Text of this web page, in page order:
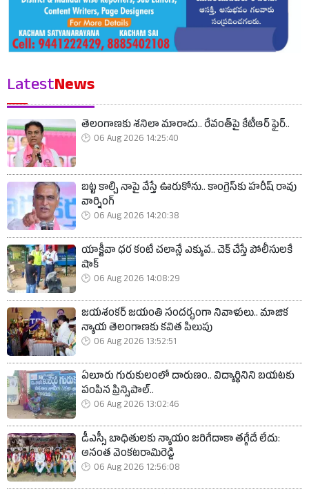
LatestNews
తెలంగాణకు శనిలా మారాడు.. రేవంత్‌పై కేటీఆర్ ఫైర్..
06 Aug 2026 14:25:40
బట్ట కాల్చి నాపై వేస్తే ఊరుకోను.. కాంగ్రెస్‌కు హరీష్ రావు
వార్నింగ్
06 Aug 2026 14:20:38
యాక్టీవా ధర కంటే చలాన్లే ఎక్కువ.. చెక్ చేస్తే పోలీసులకే
షాక్
06 Aug 2026 14:08:29
జయశంకర్ జయంతి సందర్భంగా నివాళులు.. మాజిక
న్యాయ తెలంగాణకు కవిత పిలుపు
06 Aug 2026 13:52:51
ఏలూరు గురుకులంలో దారుణం.. విద్యార్థినిని బయటకు
పంపిన ప్రిన్సిపాల్..
06 Aug 2026 13:02:46
డీఎస్సీ బాధితులకు న్యాయం జరిగేదాకా తగ్గేదే లేదు:
అనంత వెంకటరామిరెడ్డి
06 Aug 2026 12:56:08